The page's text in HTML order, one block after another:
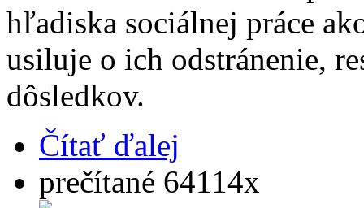
hľadiska sociálnej práce
usiluje o ich odstránenie,
dôsledkov.
Čítať ďalej
prečítané 64114x